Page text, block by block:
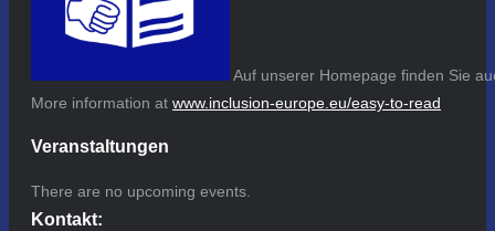
Auf unserer Homepage finden Sie
More information at www.inclusion-europe.eu/easy-to-read
Veranstaltungen
There are no upcoming events.
Kontakt: